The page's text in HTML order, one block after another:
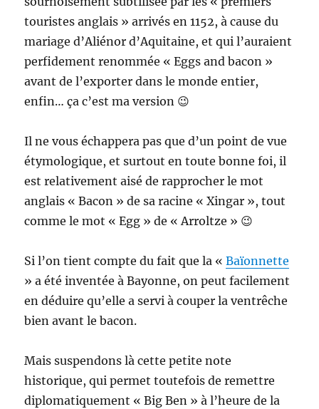
touristes anglais » arrivés en 1152, à cause du
mariage d’Aliénor d’Aquitaine, et qui l’auraient
perfidement renommée « Eggs and bacon »
avant de l’exporter dans le monde entier,
enfin… ça c’est ma version 😉
Il ne vous échappera pas que d’un point de vue
étymologique, et surtout en toute bonne foi, il
est relativement aisé de rapprocher le mot
anglais « Bacon » de sa racine « Xingar », tout
comme le mot « Egg » de « Arroltze » 😉
Si l’on tient compte du fait que la «Baïonnette
» a été inventée à Bayonne, on peut facilement
en déduire qu’elle a servi à couper la ventrêche
bien avant le bacon.
Mais suspendons là cette petite note
historique, qui permet toutefois de remettre
diplomatiquement « Big Ben » à l’heure de la